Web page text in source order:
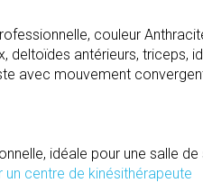
couleur
deltoïdes antérieurs, triceps,
avec mouvement
idéale pour une salle
centre de kinésithérapeute